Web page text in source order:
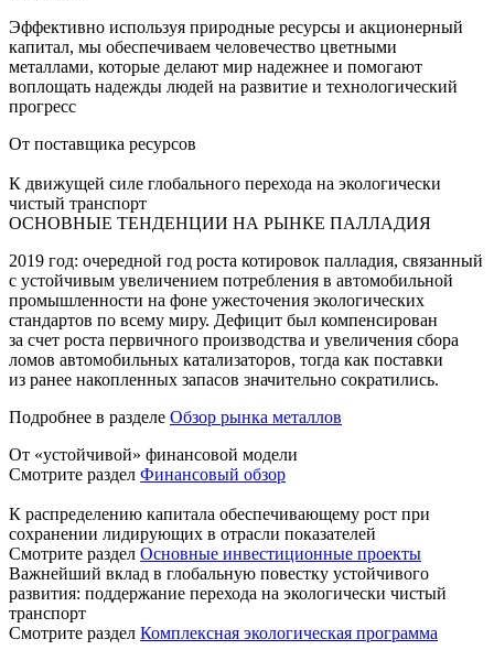
Эффективно используя природные ресурсы и акционерный
капитал, мы обеспечиваем человечество цветными
металлами, которые делают мир надежнее и помогают
воплощать надежды людей на развитие и технологический
прогресс
От поставщика ресурсов
К движущей силе глобального перехода на экологически
чистый транспорт
ОСНОВНЫЕ ТЕНДЕНЦИИ НА РЫНКЕ ПАЛЛАДИЯ
2019 год: очередной год роста котировок палладия, связанный
с устойчивым увеличением потребления в автомобильной
промышленности на фоне ужесточения экологических
стандартов по всему миру. Дефицит был компенсирован
за счет роста первичного производства и увеличения сбора
ломов автомобильных катализаторов, тогда как поставки
из ранее накопленных запасов значительно сократились.
Подробнее в разделе Обзор рынка металлов
От «устойчивой» финансовой модели
Смотрите раздел Финансовый обзор
К распределению капитала обеспечивающему рост при
сохранении лидирующих в отрасли показателей
Смотрите раздел Основные инвестиционные проекты
Важнейший вклад в глобальную повестку устойчивого
развития: поддержание перехода на экологически чистый
транспорт
Смотрите раздел Комплексная экологическая программа